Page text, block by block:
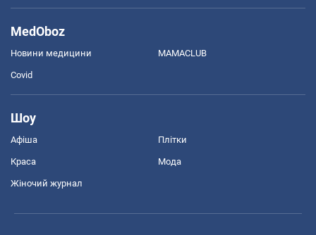
MedOboz
Новини медицини MAMACLUB
Covid
Шоу
Афіша Плітки
Краса Мода
Жіночий журнал